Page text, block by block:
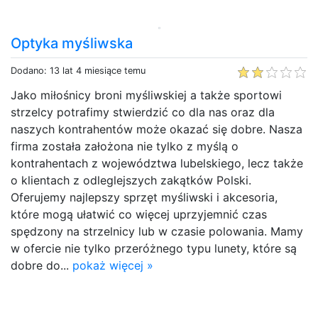
Optyka myśliwska
Dodano: 13 lat 4 miesiące temu
Jako miłośnicy broni myśliwskiej a także sportowi
strzelcy potrafimy stwierdzić co dla nas oraz dla
naszych kontrahentów może okazać się dobre. Nasza
firma została założona nie tylko z myślą o
kontrahentach z województwa lubelskiego, lecz także
o klientach z odleglejszych zakątków Polski.
Oferujemy najlepszy sprzęt myśliwski i akcesoria,
które mogą ułatwić co więcej uprzyjemnić czas
spędzony na strzelnicy lub w czasie polowania. Mamy
w ofercie nie tylko przeróżnego typu lunety, które są
dobre do... pokaż więcej »